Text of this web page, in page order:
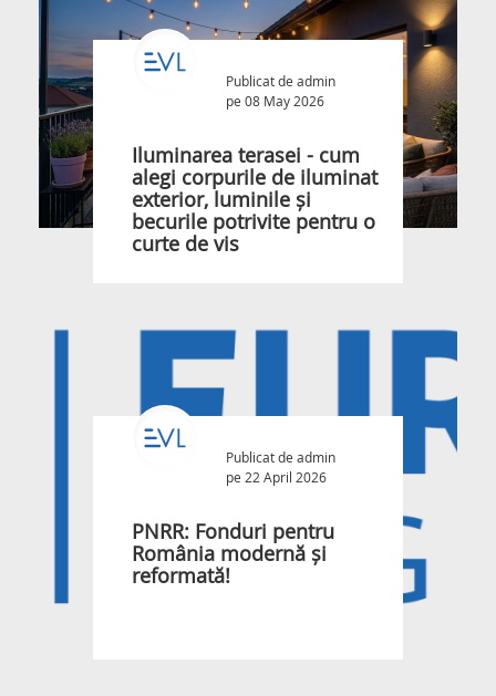
Publicat de admin
pe 08 May 2026
Iluminarea terasei - cum
alegi corpurile de iluminat
exterior, luminile și
becurile potrivite pentru o
curte de vis
Publicat de admin
pe 22 April 2026
PNRR: Fonduri pentru
România modernă și
reformată!